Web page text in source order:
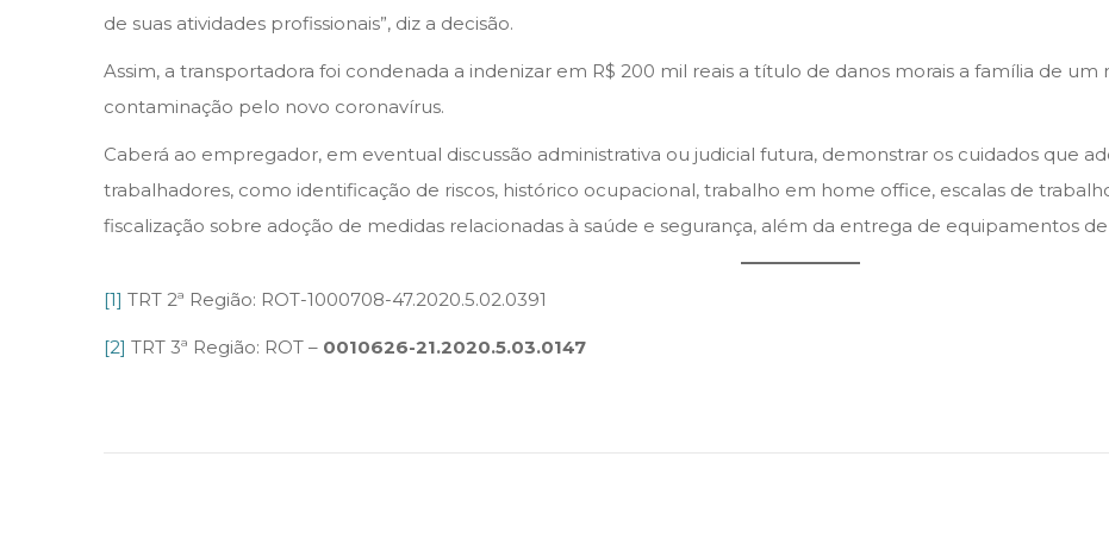
de suas atividades profissionais”, diz a decisão.
Assim, a transportadora foi condenada a indenizar em R$ 200 mil reais a título de danos morais a família de
contaminação pelo novo coronavírus.
Caberá ao empregador, em eventual discussão administrativa ou judicial futura, demonstrar os cuidados que
trabalhadores, como identificação de riscos, histórico ocupacional, trabalho em home office, escalas de
fiscalização sobre adoção de medidas relacionadas à saúde e segurança, além da entrega de equipamentos de
[1] TRT 2ª Região: ROT-1000708-47.2020.5.02.0391
[2] TRT 3ª Região: ROT – 0010626-21.2020.5.03.0147